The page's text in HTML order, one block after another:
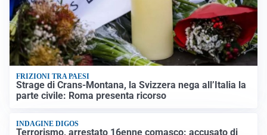
FRIZIONI TRA PAESI
Strage di Crans-Montana, la Svizzera nega all’Italia la
parte civile: Roma presenta ricorso
INDAGINE DIGOS
Terrorismo, arrestato 16enne comasco: accusato di